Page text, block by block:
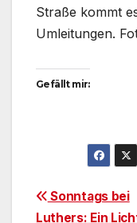
Straße kommt
Umleitungen.
Gefällt mir:
Sonntags bei
Luthers: Ein